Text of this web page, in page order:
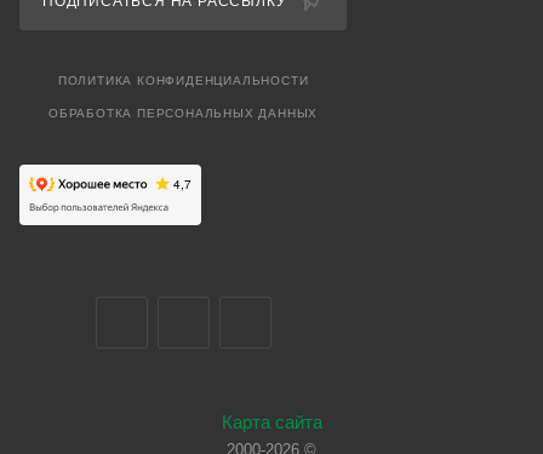
ПОЛИТИКА КОНФИДЕНЦИАЛЬНОСТИ
ОБРАБОТКА ПЕРСОНАЛЬНЫХ ДАННЫХ
Карта сайта
2000-2026 ©